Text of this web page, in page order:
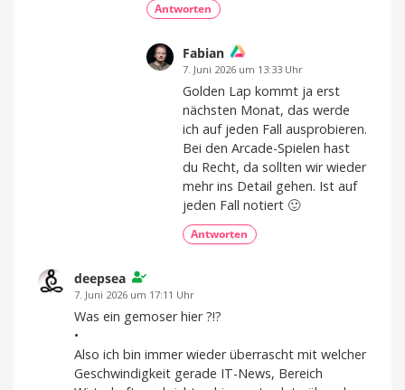
Antworten
Fabian
7. Juni 2026 um 13:33 Uhr
Golden Lap kommt ja erst
nächsten Monat, das werde
ich auf jeden Fall ausprobieren.
Bei den Arcade-Spielen hast
du Recht, da sollten wir wieder
mehr ins Detail gehen. Ist auf
jeden Fall notiert 🙂
Antworten
deepsea
7. Juni 2026 um 17:11 Uhr
Was ein gemoser hier ?!?
•
Also ich bin immer wieder überrascht mit welcher
Geschwindigkeit gerade IT-News, Bereich